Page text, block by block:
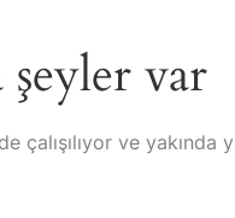
var
çalışılıyor ve yakında